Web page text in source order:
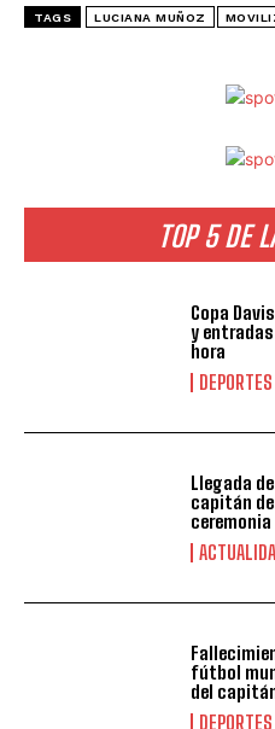
TOP 5 DE
Copa
y
hora
DEPORTES
Llegada
capitán
fútbol
del
DEPORTES
TAGS LUCIANA MUÑOZ